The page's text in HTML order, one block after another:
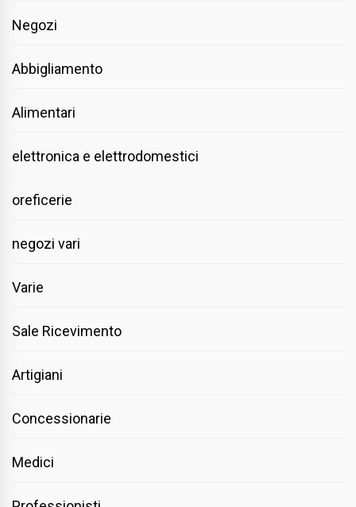
Negozi
Abbigliamento
Alimentari
elettronica e elettrodomestici
oreficerie
negozi vari
Varie
Sale Ricevimento
Artigiani
Concessionarie
Medici